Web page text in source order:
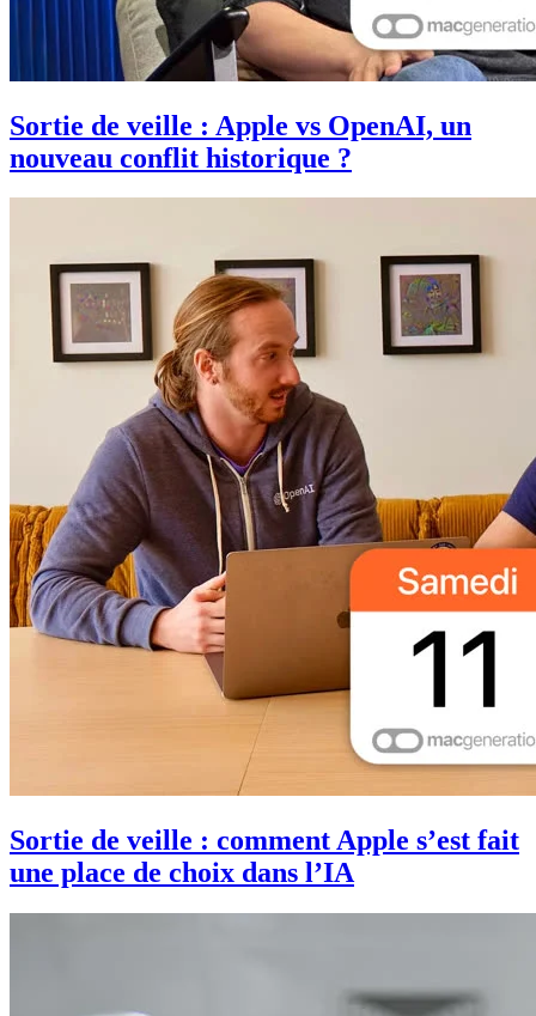
Sortie de veille : Apple vs OpenAI, un
nouveau conflit historique ?
Sortie de veille : comment Apple s’est fait
une place de choix dans l’IA